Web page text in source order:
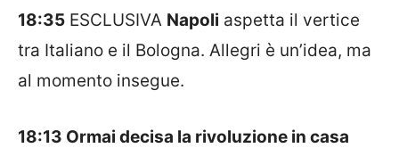
18:35 ESCLUSIVA Napoli aspetta il vertice
tra Italiano e il Bologna. Allegri è un’idea, ma
al momento insegue.
18:13 Ormai decisa la rivoluzione in casa